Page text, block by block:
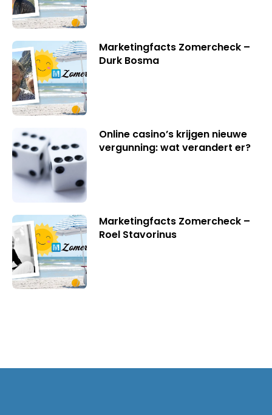
Marketingfacts Zomercheck –
Durk Bosma
Online casino’s krijgen nieuwe
vergunning: wat verandert er?
Marketingfacts Zomercheck –
Roel Stavorinus